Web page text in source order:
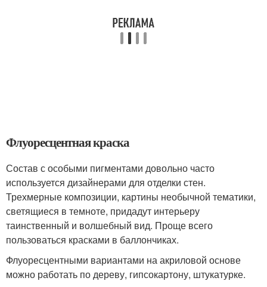
Флуоресцентная краска
Состав с особыми пигментами довольно часто
используется дизайнерами для отделки стен.
Трехмерные композиции, картины необычной тематики,
светящиеся в темноте, придадут интерьеру
таинственный и волшебный вид. Проще всего
пользоваться красками в баллончиках.
Флуоресцентными вариантами на акриловой основе
можно работать по дереву, гипсокартону, штукатурке.